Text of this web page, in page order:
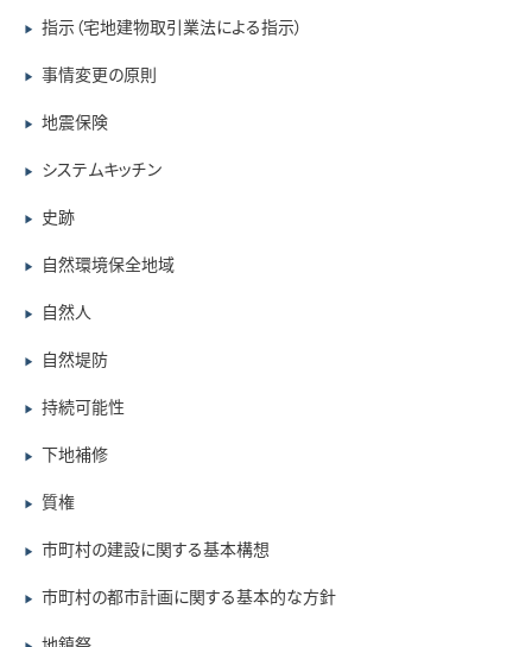
▶ 指示（宅地建物取引業法による指示）
▶ 事情変更の原則
▶ 地震保険
▶ システムキッチン
▶ 史跡
▶ 自然環境保全地域
▶ 自然人
▶ 自然堤防
▶ 持続可能性
▶ 下地補修
▶ 質権
▶ 市町村の建設に関する基本構想
▶ 市町村の都市計画に関する基本的な方針